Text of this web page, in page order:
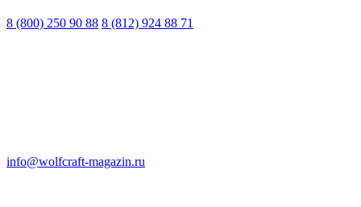
8 (800) 250 90 88 8 (812) 924 88 71
info@wolfcraft-magazin.ru